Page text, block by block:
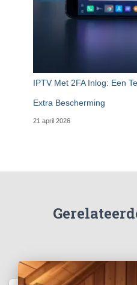
IPTV Met 2FA Inlog: Een
Extra Bescherming
21 april 2026